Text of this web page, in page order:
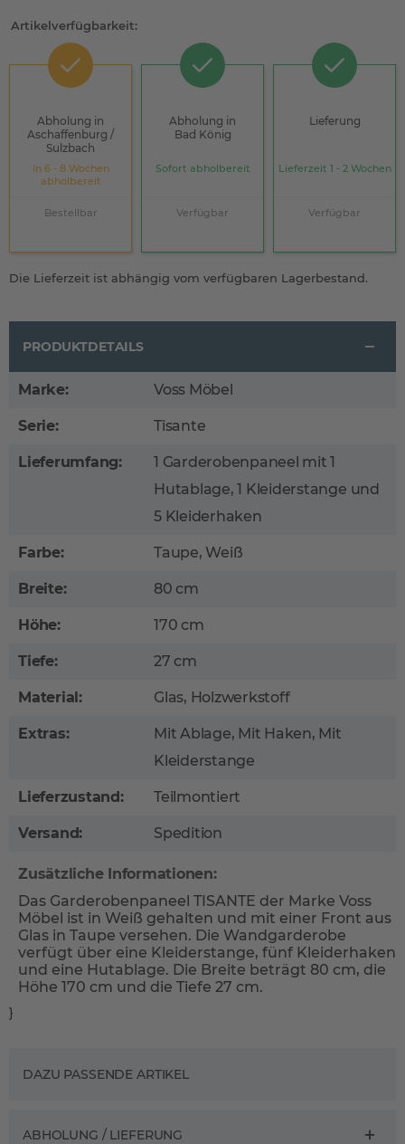
Artikelverfügbarkeit:
Abholung in
Aschaffenburg /
Sulzbach
In 6 - 8 Wochen
abholbereit
Bestellbar
Abholung in
Bad König
Sofort abholbereit
Verfügbar
Lieferung
Lieferzeit 1 - 2 Wochen
Verfügbar
Die Lieferzeit ist abhängig vom verfügbaren Lagerbestand.
PRODUKTDETAILS
Marke: Voss Möbel
Serie: Tisante
Lieferumfang:
1 Garderobenpaneel mit 1
Hutablage, 1 Kleiderstange und
5 Kleiderhaken
Farbe: Taupe, Weiß
Breite: 80 cm
Höhe: 170 cm
Tiefe: 27 cm
Material: Glas, Holzwerkstoff
Extras:
Mit Ablage, Mit Haken, Mit
Kleiderstange
Lieferzustand: Teilmontiert
Versand: Spedition
Zusätzliche Informationen:
Das Garderobenpaneel TISANTE der Marke Voss
Möbel ist in Weiß gehalten und mit einer Front aus
Glas in Taupe versehen. Die Wandgarderobe
verfügt über eine Kleiderstange, fünf Kleiderhaken
und eine Hutablage. Die Breite beträgt 80 cm, die
Höhe 170 cm und die Tiefe 27 cm.
}
DAZU PASSENDE ARTIKEL
ABHOLUNG / LIEFERUNG